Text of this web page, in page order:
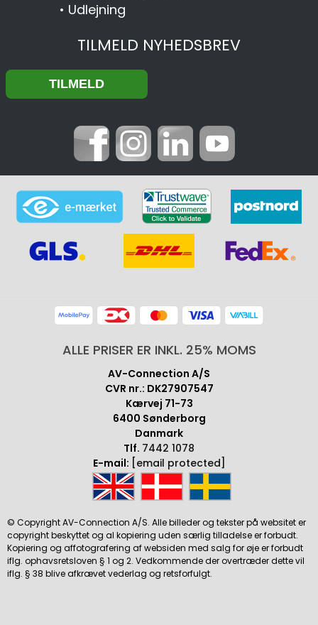
• Udlejning
TILMELD NYHEDSBREV
ALLE PRISER ER INKL. 25% MOMS
AV-Connection A/S
CVR nr.: DK27907547
Kærvej 71-73
6400 Sønderborg
Danmark
Tlf. 7442 1078
E-mail: [email protected]
© Copyright AV-Connection A/S. Alle billeder og tekster på websitet er
copyright beskyttet og al kopiering uden særlig tilladelse er forbudt.
Kopiering og affotografering af websiden med salg for øje er forbudt
iflg. ophavsretsloven § 1 og 2. Vedkommende der overtræder dette vil
iflg. § 38 blive afkrævet vederlag og retsforfulgt.